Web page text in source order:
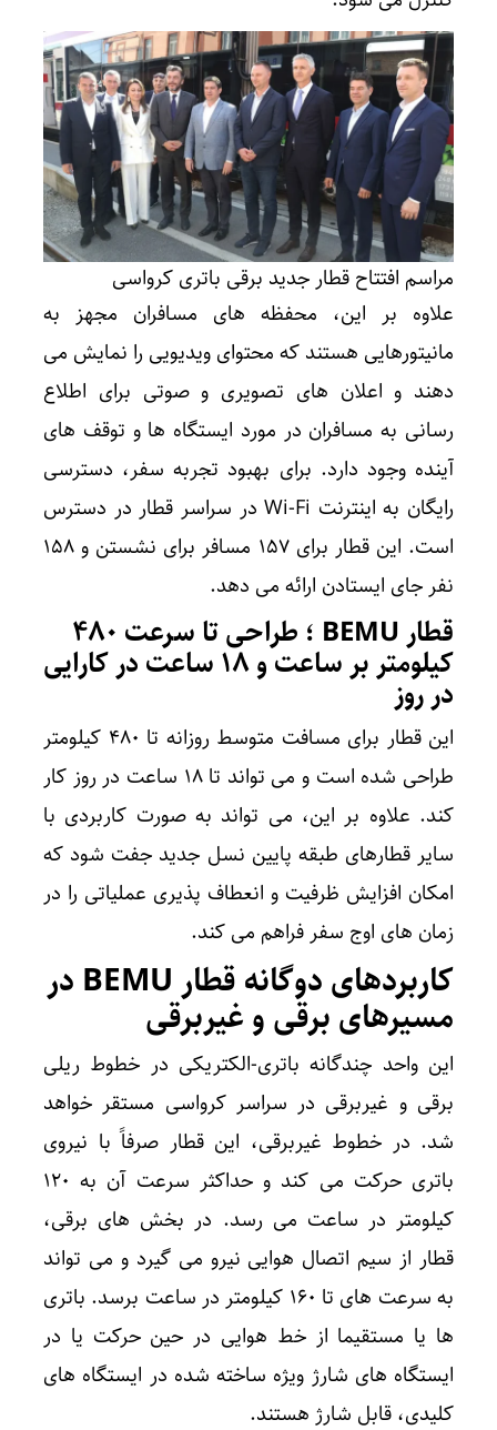
مراسم افتتاح قطار جدید برقی باتری کرواسی
علاوه بر این، محفظه های مسافران مجهز به
مانیتورهایی هستند که محتوای ویدیویی را نمایش می
دهند و اعلان های تصویری و صوتی برای اطلاع
رسانی به مسافران در مورد ایستگاه ها و توقف های
آینده وجود دارد. برای بهبود تجربه سفر، دسترسی
رایگان به اینترنت Wi-Fi در سراسر قطار در دسترس
است. این قطار برای ۱۵۷ مسافر برای نشستن و ۱۵۸
نفر جای ایستادن ارائه می دهد.
قطار BEMU ؛ طراحی تا سرعت ۴۸۰
کیلومتر بر ساعت و ۱۸ ساعت در کارایی
در روز
این قطار برای مسافت متوسط ​​روزانه تا ۴۸۰ کیلومتر
طراحی شده است و می تواند تا ۱۸ ساعت در روز کار
کند. علاوه بر این، می تواند به صورت کاربردی با
سایر قطارهای طبقه پایین نسل جدید جفت شود که
امکان افزایش ظرفیت و انعطاف پذیری عملیاتی را در
زمان های اوج سفر فراهم می کند.
کاربردهای دوگانه قطار BEMU در
مسیرهای برقی و غیربرقی
این واحد چندگانه باتری-الکتریکی در خطوط ریلی
برقی و غیربرقی در سراسر کرواسی مستقر خواهد
شد. در خطوط غیربرقی، این قطار صرفاً با نیروی
باتری حرکت می کند و حداکثر سرعت آن به ۱۲۰
کیلومتر در ساعت می رسد. در بخش های برقی،
قطار از سیم اتصال هوایی نیرو می گیرد و می تواند
به سرعت های تا ۱۶۰ کیلومتر در ساعت برسد. باتری
ها یا مستقیما از خط هوایی در حین حرکت یا در
ایستگاه های شارژ ویژه ساخته شده در ایستگاه های
کلیدی، قابل شارژ هستند.